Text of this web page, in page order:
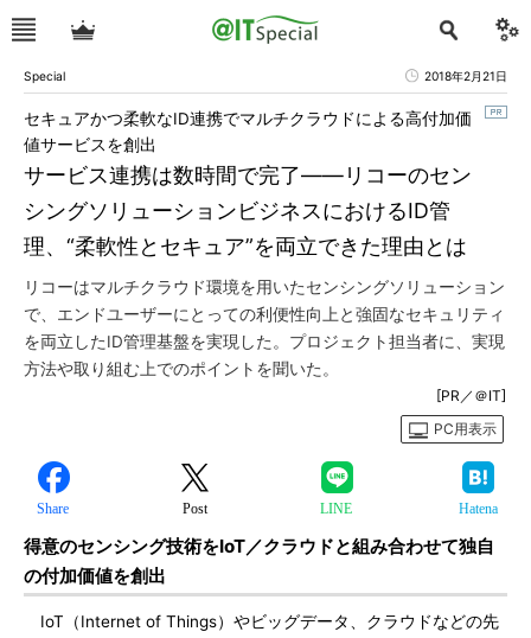
Special 2018年2月21日
サービス連携は数時間で完了――リコーのセン
シングソリューションビジネスにおけるID管
理、“柔軟性とセキュア”を両立できた理由とは
セキュアかつ柔軟なID連携でマルチクラウドによる高付加価
値サービスを創出
リコーはマルチクラウド環境を用いたセンシングソリューション
で、エンドユーザーにとっての利便性向上と強固なセキュリティ
を両立したID管理基盤を実現した。プロジェクト担当者に、実現
方法や取り組む上でのポイントを聞いた。
[PR／＠IT]
PC用表示
Share Post LINE Hatena
得意のセンシング技術をIoT／クラウドと組み合わせて独自
の付加価値を創出
IoT（Internet of Things）やビッグデータ、クラウドなどの先